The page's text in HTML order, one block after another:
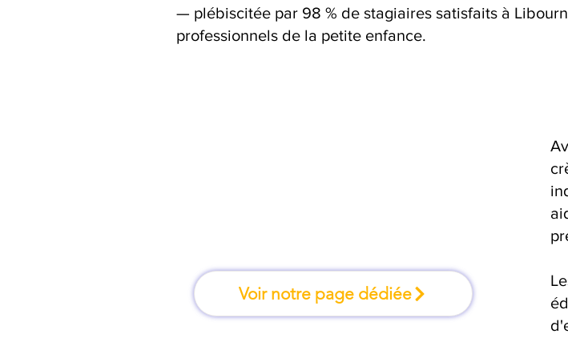
— plébiscitée par 98 % de stagiaires satisfaits à
professionnels de la petite enfance.
Voir notre page dédiée